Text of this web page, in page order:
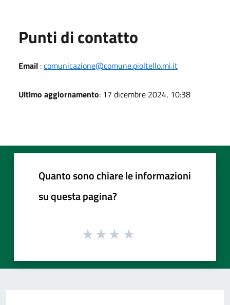
Punti di contatto
Email :comunicazione@comune.pioltello.mi.it
Ultimo aggiornamento: 17 dicembre 2024, 10:38
Quanto sono chiare le informazioni
su questa pagina?